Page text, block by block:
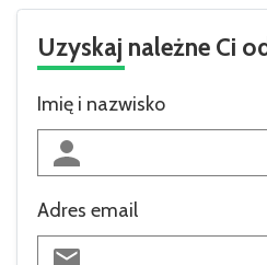
Uzyskaj należne Ci
Imię i nazwisko
Adres email